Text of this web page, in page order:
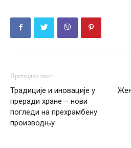
Претходни текст
Традиције и иновације у
преради хране – нови
погледи на прехрамбену
производњу